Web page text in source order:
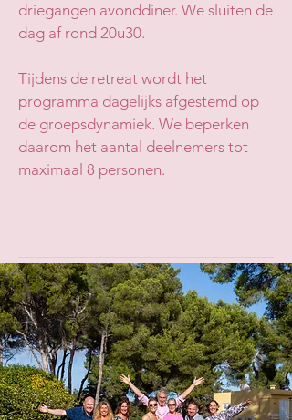
driegangen avonddiner. We sluiten de
dag af rond 20u30.
Tijdens de retreat wordt het
programma dagelijks afgestemd op
de groepsdynamiek. We beperken
daarom het aantal deelnemers tot
maximaal 8 personen.